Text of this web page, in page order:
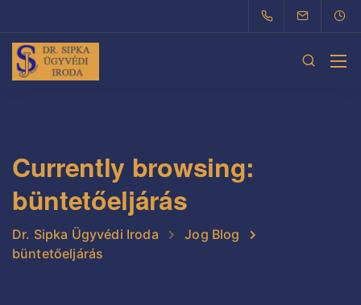
Currently browsing:
büntetőeljárás
Dr. Sipka Ügyvédi Iroda
Jog Blog
büntetőeljárás